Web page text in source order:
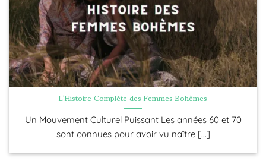
L’Histoire Complète des Femmes Bohèmes
Un Mouvement Culturel Puissant Les années 60 et 70
sont connues pour avoir vu naître [...]